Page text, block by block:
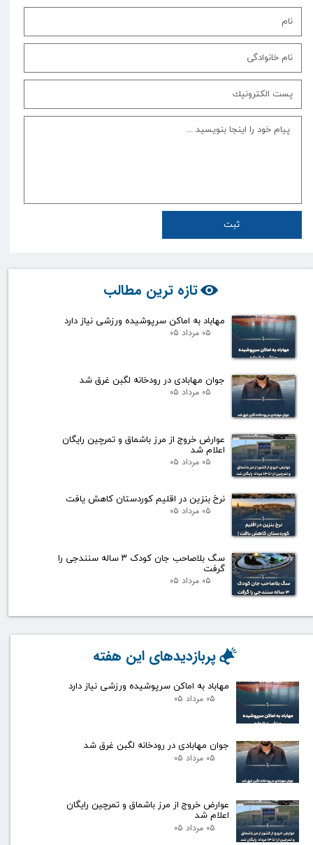
تازه ترین مطالب
مهاباد به اماکن سرپوشیده ورزشی نیاز دارد
۰۵ مرداد ۰۵
جوان مهابادی در رودخانه لگبن غرق شد
۰۵ مرداد ۰۵
عوارض خروج از مرز باشماق و تمرچین رایگان
اعلام شد
۰۵ مرداد ۰۵
نرخ بنزین در اقلیم کوردستان کاهش یافت
۰۵ مرداد ۰۵
سگ بلاصاحب جان کودک ۳ ساله سنندجی را
گرفت
۰۵ مرداد ۰۵
مهاباد به اماکن سرپوشیده ورزشی نیاز دارد
۰۵ مرداد ۰۵
جوان مهابادی در رودخانه لگبن غرق شد
۰۵ مرداد ۰۵
عوارض خروج از مرز باشماق و تمرچین رایگان
اعلام شد
۰۵ مرداد ۰۵
پربازدیدهای این هفته
ثبت